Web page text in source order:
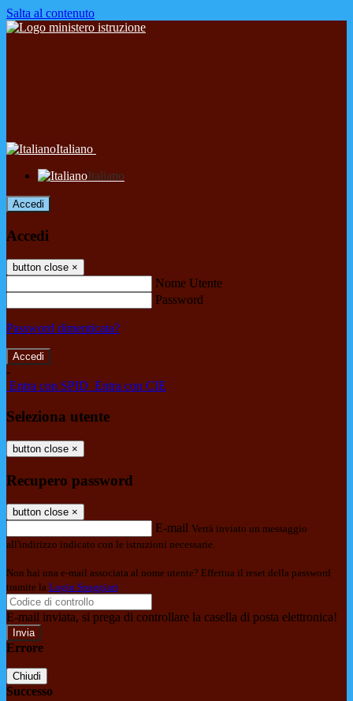
Salta al contenuto
Italiano
Italiano
Accedi
Accedi
button close ×
Nome Utente
Password
Password dimenticata?
-
Entra con SPID Entra con CIE
Seleziona utente
button close ×
Recupero password
button close ×
E-mail Verrà inviato un messaggio
all'indirizzo indicato con le istruzioni necessarie.
Non hai una e-mail associata al nome utente? Effettua il reset della password
tramite la Login Spaggiari
E-mail inviata, si prega di controllare la casella di posta elettronica!
Errore
Chiudi
Successo